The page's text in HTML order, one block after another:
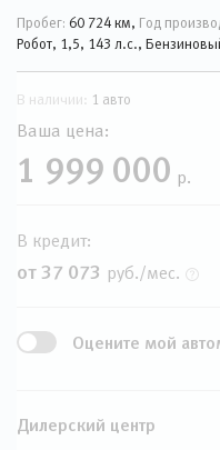
Пробег: 60 724 км, Год
Робот, 1,5, 143 л.с.,
В наличии: 1 авто
Ваша цена:
1 999 000 р.
В кредит:
от 37 073 руб./мес.
Оцените мой
Дилерский центр